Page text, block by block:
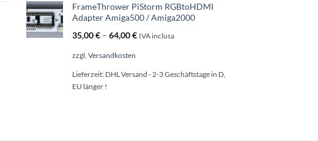
FrameThrower PiStorm RGBtoHDMI
Adapter Amiga500 / Amiga2000
35,00€ – 64,00€ IVA inclusa
zzgl. Versandkosten
Lieferzeit: DHL Versand - 2-3 Geschäftstage in D,
EU länger !